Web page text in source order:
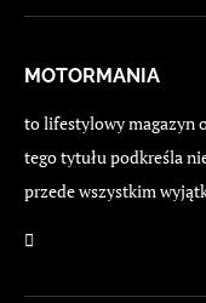
MOTORMANIA
to lifestylowy magazyn
tego tytułu podkreśla
przede wszystkim